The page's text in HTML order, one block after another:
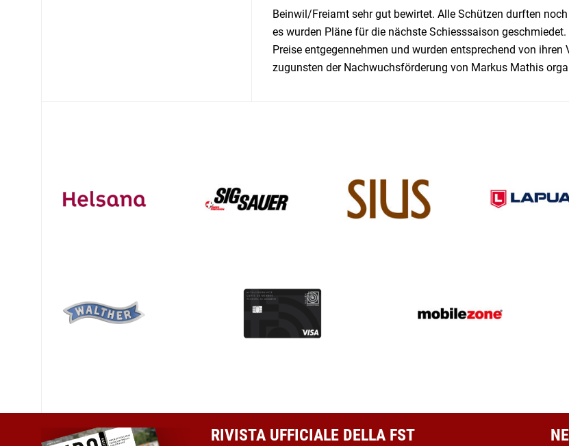
Beinwil/Freiamt sehr gut bewirtet. Alle Schützen durften
es wurden Pläne für die nächste Schiesssaison
Preise entgegennehmen und wurden entsprechend von
zugunsten der Nachwuchsförderung von Markus Mathis
RIVISTA UFFICIALE DELLA FST